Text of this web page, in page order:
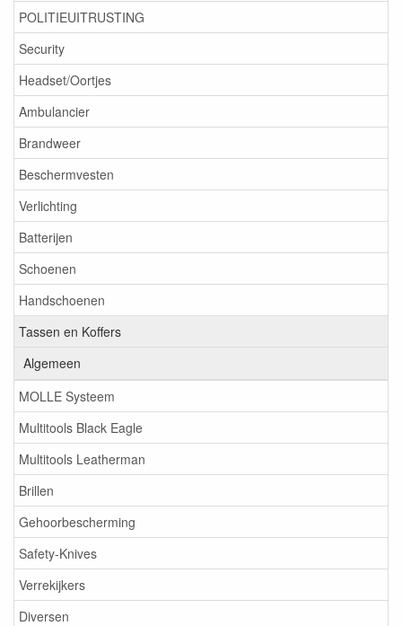
POLITIEUITRUSTING
Security
Headset/Oortjes
Ambulancier
Brandweer
Beschermvesten
Verlichting
Batterijen
Schoenen
Handschoenen
Tassen en Koffers
Algemeen
MOLLE Systeem
Multitools Black Eagle
Multitools Leatherman
Brillen
Gehoorbescherming
Safety-Knives
Verrekijkers
Diversen